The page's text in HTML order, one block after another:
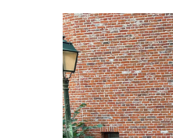
06 août 2026Consulter
La police
recherche